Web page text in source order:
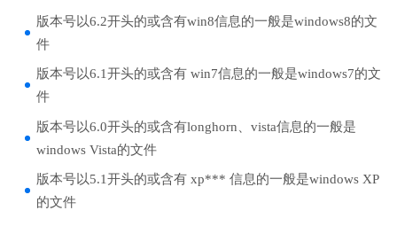
版本号以6.2开头的或含有win8信息的一般是windows8的文
件
版本号以6.1开头的或含有 win7信息的一般是windows7的文
件
版本号以6.0开头的或含有longhorn、vista信息的一般是
windows Vista的文件
版本号以5.1开头的或含有 xp*** 信息的一般是windows XP
的文件